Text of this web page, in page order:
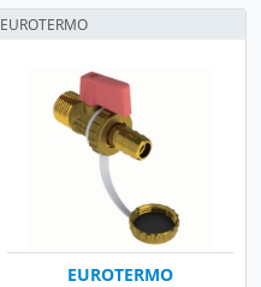
EUROTERMO
EUROTERMO